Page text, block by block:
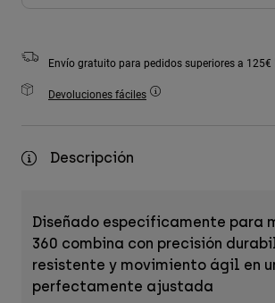
Ver Todo
Bolsas y Mochilas
Envío gratuito para pedidos superiores a 125€
Devoluciones fáciles
Descripción
Diseñado específicamente para
360 combina con precisión
resistente y movimiento ágil en
perfectamente ajustada